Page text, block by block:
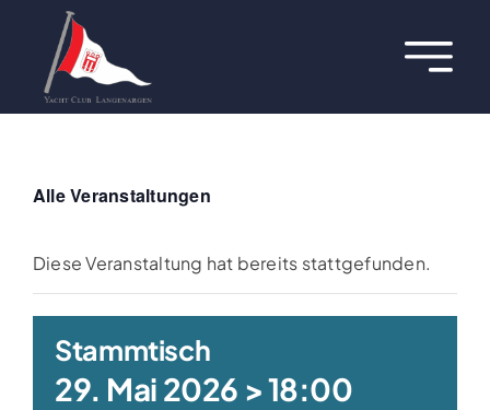
springen
Über uns
Termine
Aktuelles
Regatten
Hafen
Alle Veranstaltungen
Diese Veranstaltung hat bereits stattgefunden.
Stammtisch
29. Mai 2026 > 18:00